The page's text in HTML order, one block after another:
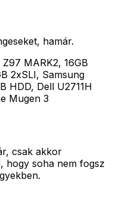
hamár.
MARK2, 16GB
2xSLI, Samsung
HDD, Dell U2711H
Mugen 3
csak akkor
hogy soha nem fogsz